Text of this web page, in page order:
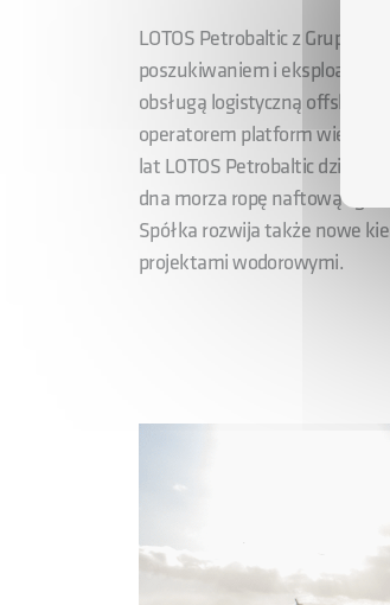
LOTOS Petrobaltic z Grupy
poszukiwaniem i eksploatacją
obsługą logistyczną offshore,
operatorem platform
lat LOTOS Petrobaltic działa
dna morza ropę naftową i gaz
Spółka rozwija także nowe
projektami wodorowymi.